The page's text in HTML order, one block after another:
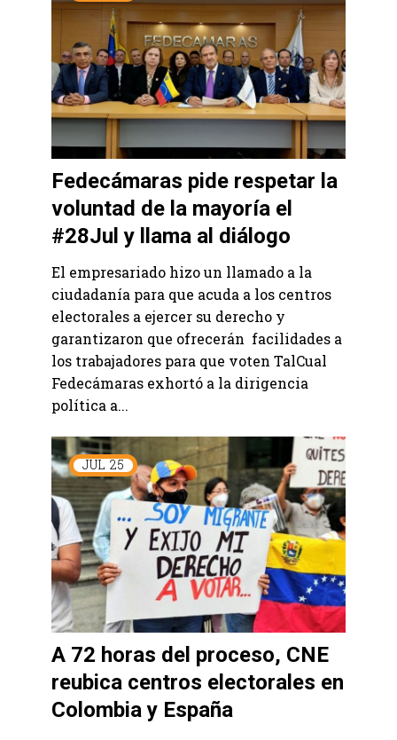
Fedecámaras pide respetar la
voluntad de la mayoría el
#28Jul y llama al diálogo
El empresariado hizo un llamado a la
ciudadanía para que acuda a los centros
electorales a ejercer su derecho y
garantizaron que ofrecerán facilidades a
los trabajadores para que voten TalCual
Fedecámaras exhortó a la dirigencia
política a...
JUL 25
A 72 horas del proceso, CNE
reubica centros electorales en
Colombia y España